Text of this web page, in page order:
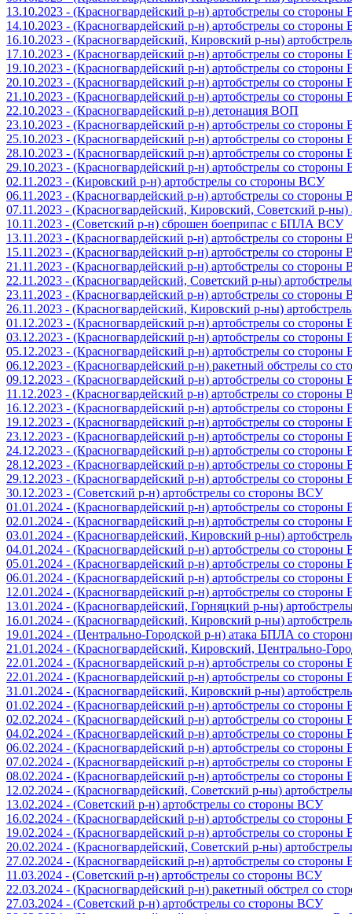
13.10.2023 - (Красногвардейский р-н) артобстрелы со
14.10.2023 - (Красногвардейский р-н) артобстрелы со
16.10.2023 - (Красногвардейский, Кировский р-ны)
17.10.2023 - (Красногвардейский р-н) артобстрелы со
19.10.2023 - (Красногвардейский р-н) артобстрелы со
20.10.2023 - (Красногвардейский р-н) артобстрелы со
21.10.2023 - (Красногвардейский р-н) артобстрелы со
22.10.2023 - (Красногвардейский р-н) детонация ВОП
23.10.2023 - (Красногвардейский р-н) артобстрелы со
25.10.2023 - (Красногвардейский р-н) артобстрелы со
28.10.2023 - (Красногвардейский р-н) артобстрелы со
29.10.2023 - (Красногвардейский р-н) артобстрелы со
02.11.2023 - (Кировский р-н) артобстрелы со стороны ВСУ
06.11.2023 - (Красногвардейский р-н) артобстрелы со стороны
07.11.2023 - (Красногвардейский, Кировский, Советский р-
10.11.2023 - (Советский р-н) сброшен боеприпас с БПЛА ВСУ
13.11.2023 - (Красногвардейский р-н) артобстрелы со стороны
15.11.2023 - (Красногвардейский р-н) артобстрелы со стороны
21.11.2023 - (Красногвардейский р-н) артобстрелы со стороны
22.11.2023 - (Красногвардейский, Советский р-ны)
23.11.2023 - (Красногвардейский р-н) артобстрелы со стороны
26.11.2023 - (Красногвардейский, Кировский р-ны)
01.12.2023 - (Красногвардейский р-н) артобстрелы со
03.12.2023 - (Красногвардейский р-н) артобстрелы со
05.12.2023 - (Красногвардейский р-н) артобстрелы со
06.12.2023 - (Красногвардейский р-н) ракетный обстрелы со
09.12.2023 - (Красногвардейский р-н) артобстрелы со
11.12.2023 - (Красногвардейский р-н) артобстрелы со стороны
16.12.2023 - (Красногвардейский р-н) артобстрелы со
19.12.2023 - (Красногвардейский р-н) артобстрелы со
23.12.2023 - (Красногвардейский р-н) артобстрелы со
24.12.2023 - (Красногвардейский р-н) артобстрелы со
28.12.2023 - (Красногвардейский р-н) артобстрелы со
29.12.2023 - (Красногвардейский р-н) артобстрелы со
30.12.2023 - (Советский р-н) артобстрелы со стороны ВСУ
01.01.2024 - (Красногвардейский р-н) артобстрелы со
02.01.2024 - (Красногвардейский р-н) артобстрелы со
03.01.2024 - (Красногвардейский, Кировский р-ны)
04.01.2024 - (Красногвардейский р-н) артобстрелы со
05.01.2024 - (Красногвардейский р-н) артобстрелы со
06.01.2024 - (Красногвардейский р-н) артобстрелы со
12.01.2024 - (Красногвардейский р-н) артобстрелы со
13.01.2024 - (Красногвардейский, Горняцкий р-ны)
16.01.2024 - (Красногвардейский, Кировский р-ны)
19.01.2024 - (Центрально-Городской р-н) атака БПЛА со
21.01.2024 - (Красногвардейский, Кировский, Центрально-
22.01.2024 - (Красногвардейский р-н) артобстрелы со
22.01.2024 - (Красногвардейский р-н) артобстрелы со
31.01.2024 - (Красногвардейский, Кировский р-ны)
01.02.2024 - (Красногвардейский р-н) артобстрелы со
02.02.2024 - (Красногвардейский р-н) артобстрелы со
04.02.2024 - (Красногвардейский р-н) артобстрелы со
06.02.2024 - (Красногвардейский р-н) артобстрелы со
07.02.2024 - (Красногвардейский р-н) артобстрелы со
08.02.2024 - (Красногвардейский р-н) артобстрелы со
12.02.2024 - (Красногвардейский, Советский р-ны)
13.02.2024 - (Советский р-н) артобстрелы со стороны ВСУ
16.02.2024 - (Красногвардейский р-н) артобстрелы со
19.02.2024 - (Красногвардейский р-н) артобстрелы со
20.02.2024 - (Красногвардейский, Советский р-ны)
27.02.2024 - (Красногвардейский р-н) артобстрелы со
11.03.2024 - (Советский р-н) артобстрелы со стороны ВСУ
22.03.2024 - (Красногвардейский р-н) ракетный обстрел со
27.03.2024 - (Советский р-н) артобстрелы со стороны ВСУ